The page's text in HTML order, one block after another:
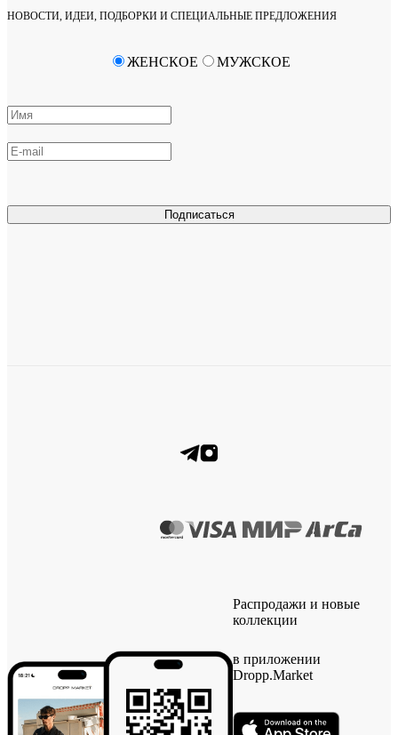
НОВОСТИ, ИДЕИ, ПОДБОРКИ И СПЕЦИАЛЬНЫЕ ПРЕДЛОЖЕНИЯ
Подписаться
ЖЕНСКОЕ МУЖСКОЕ
Распродажи и новые
коллекции
в приложении
Dropp.Market